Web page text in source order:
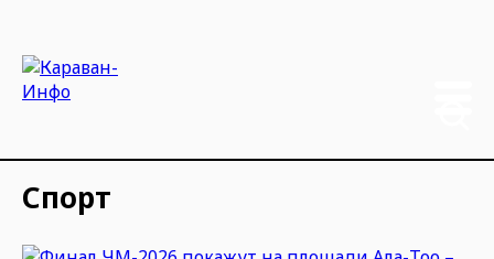
Спорт